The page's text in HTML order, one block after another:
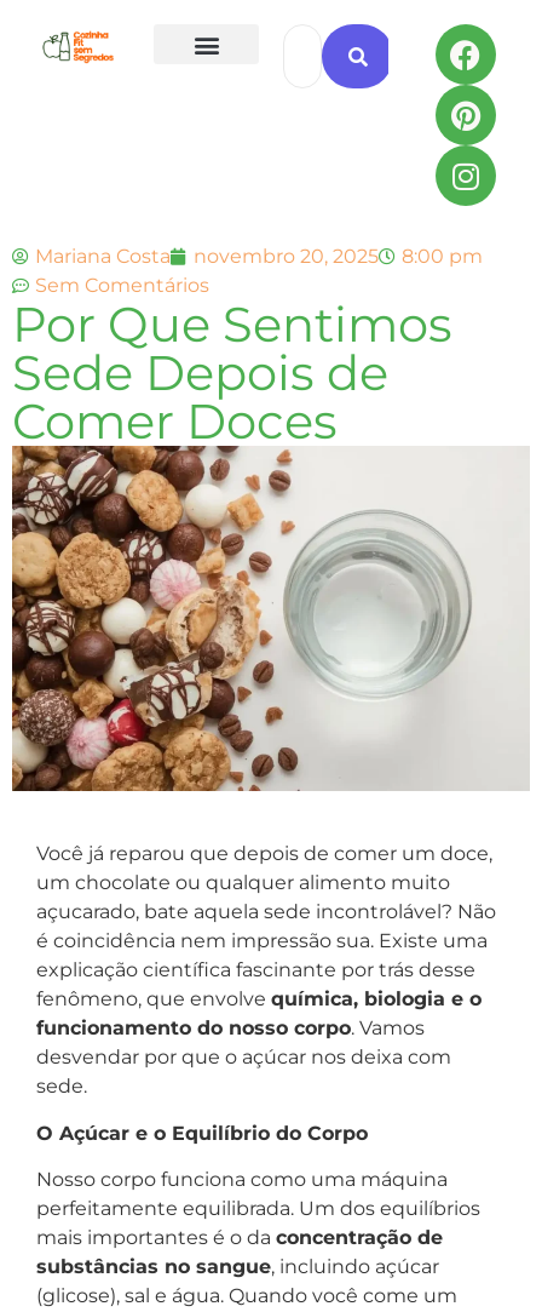
Mariana Costa novembro 20, 2025
8:00 pm
Sem Comentários
Por Que Sentimos
Sede Depois de
Comer Doces
Você já reparou que depois de comer um doce,
um chocolate ou qualquer alimento muito
açucarado, bate aquela sede incontrolável? Não
é coincidência nem impressão sua. Existe uma
explicação científica fascinante por trás desse
fenômeno, que envolve química, biologia e o
funcionamento do nosso corpo. Vamos
desvendar por que o açúcar nos deixa com
sede.
O Açúcar e o Equilíbrio do Corpo
Nosso corpo funciona como uma máquina
perfeitamente equilibrada. Um dos equilíbrios
mais importantes é o da concentração de
substâncias no sangue, incluindo açúcar
(glicose), sal e água. Quando você come um